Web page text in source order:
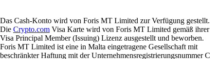
Das Cash-Konto wird von Foris MT Limited zur Verfügung gestellt.
Die Crypto.com Visa Karte wird von Foris MT Limited gemäß ihrer
Visa Principal Member (Issuing) Lizenz ausgestellt und beworben.
Foris MT Limited ist eine in Malta eingetragene Gesellschaft mit
beschränkter Haftung mit der Unternehmensregistrierungsnummer C